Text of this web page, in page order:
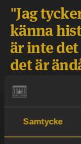
Samtycke
Jag
känna
är inte
det är
liknande.
av hur
på bal,
något